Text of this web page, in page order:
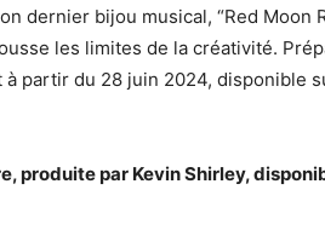
dernier bijou musical, “Red Moon
les limites de la créativité.
partir du 28 juin 2024, disponible
produite par Kevin Shirley,